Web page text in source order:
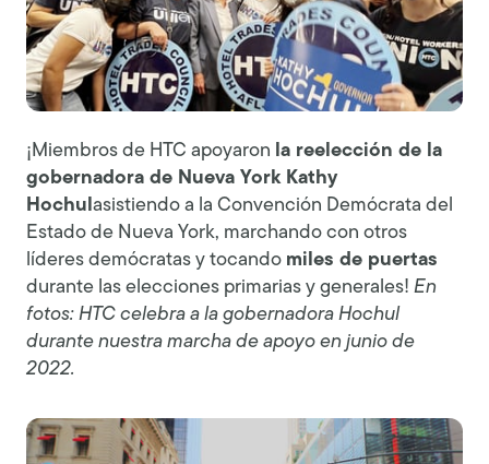
¡Miembros de HTC apoyaron la reelección de la
gobernadora de Nueva York Kathy
Hochulasistiendo a la Convención Demócrata del
Estado de Nueva York, marchando con otros
líderes demócratas y tocando miles de puertas
durante las elecciones primarias y generales! En
fotos: HTC celebra a la gobernadora Hochul
durante nuestra marcha de apoyo en junio de
2022.